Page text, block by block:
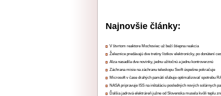
Najnovšie články:
V štvrtom reaktore Mochoviec už beží štiepna reakcia
Železnice predávajú dve tretiny lístkov elektronicky, po donútení
Alza nasadila dve novinky, jednu užitočnú a jednu kontroverznú
Záchrana misie na záchranu teleskopu Swift úspešne pokračuje
Microsoft v čase drahých pamätí sľubuje optimalizovať spotrebu
NASA pripravuje ISS na inštaláciu posledných nových solárnych
Ďalšia jadrová elektráreň južne od Slovenska musela kvôli teplu